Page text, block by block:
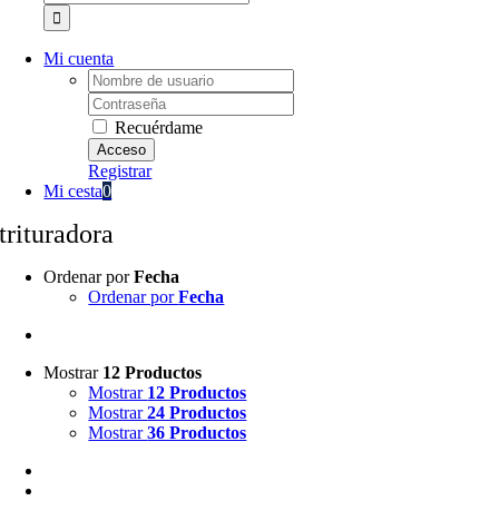
Mi cuenta
Username:
Password:
Recuérdame
Registrar
Mi cesta0
trituradora
Ordenar porFecha
Ordenar porFecha
Mostrar 12 Productos
Mostrar 12 Productos
Mostrar24 Productos
Mostrar36 Productos